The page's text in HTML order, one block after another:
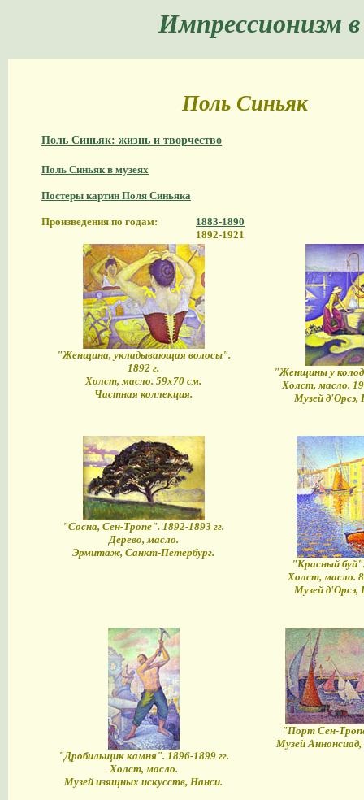
Импрессионизм
Поль Синьяк
Поль Синьяк: жизнь и творчество
Поль Синьяк в музеях
Постеры картин Поля Синьяка
Произведения по годам:
1883-1890
1892-1921
"Женщина, укладывающая волосы".
1892 г.
Холст, масло. 59х70 см.
Частная коллекция.
"Женщины у
Холст, масло.
Музей
"Сосна, Сен-Тропе". 1892-1893 гг.
Дерево, масло.
Эрмитаж, Санкт-Петербург.
"Красный
Холст, масло.
Музей
"Дробильщик камня". 1896-1899 гг.
Холст, масло.
Музей изящных искусств, Нанси.
"Порт Сен-
Музей